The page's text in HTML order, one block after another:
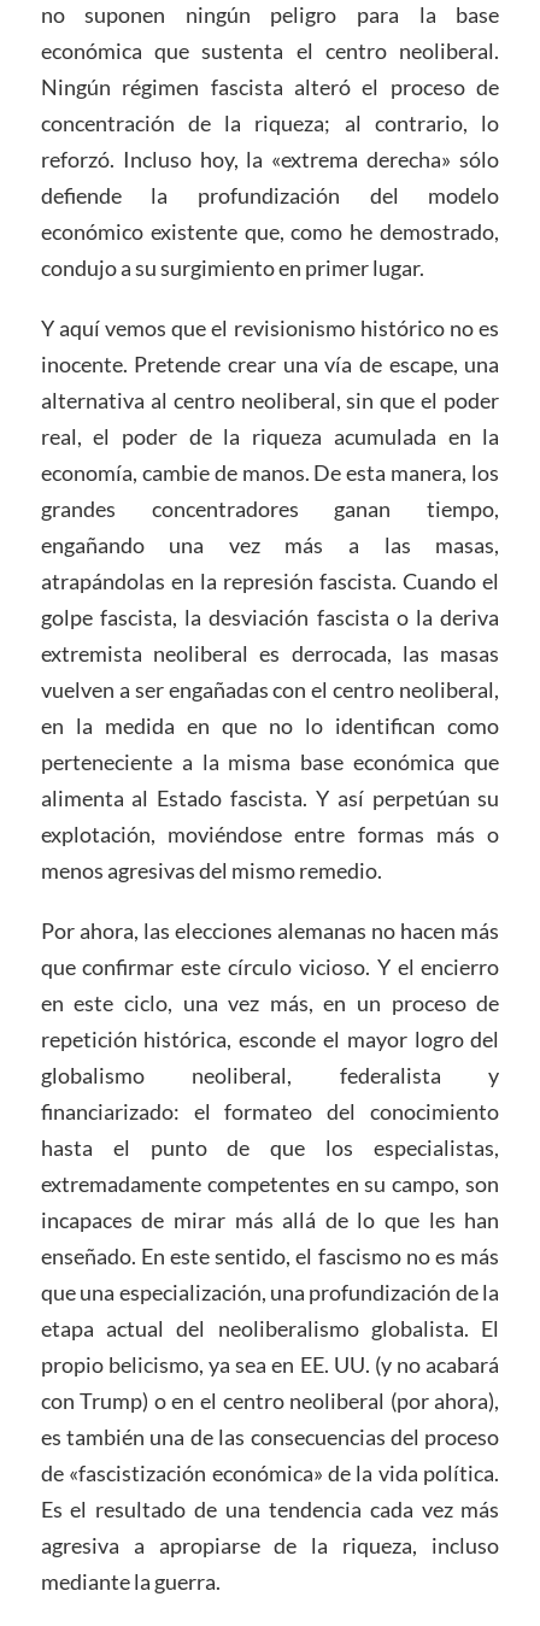
no suponen ningún peligro para la base
económica que sustenta el centro neoliberal.
Ningún régimen fascista alteró el proceso de
concentración de la riqueza; al contrario, lo
reforzó. Incluso hoy, la «extrema derecha» sólo
defiende la profundización del modelo
económico existente que, como he demostrado,
condujo a su surgimiento en primer lugar.
Y aquí vemos que el revisionismo histórico no es
inocente. Pretende crear una vía de escape, una
alternativa al centro neoliberal, sin que el poder
real, el poder de la riqueza acumulada en la
economía, cambie de manos. De esta manera, los
grandes concentradores ganan tiempo,
engañando una vez más a las masas,
atrapándolas en la represión fascista. Cuando el
golpe fascista, la desviación fascista o la deriva
extremista neoliberal es derrocada, las masas
vuelven a ser engañadas con el centro neoliberal,
en la medida en que no lo identifican como
perteneciente a la misma base económica que
alimenta al Estado fascista. Y así perpetúan su
explotación, moviéndose entre formas más o
menos agresivas del mismo remedio.
Por ahora, las elecciones alemanas no hacen más
que confirmar este círculo vicioso. Y el encierro
en este ciclo, una vez más, en un proceso de
repetición histórica, esconde el mayor logro del
globalismo neoliberal, federalista y
financiarizado: el formateo del conocimiento
hasta el punto de que los especialistas,
extremadamente competentes en su campo, son
incapaces de mirar más allá de lo que les han
enseñado. En este sentido, el fascismo no es más
que una especialización, una profundización de la
etapa actual del neoliberalismo globalista. El
propio belicismo, ya sea en EE. UU. (y no acabará
con Trump) o en el centro neoliberal (por ahora),
es también una de las consecuencias del proceso
de «fascistización económica» de la vida política.
Es el resultado de una tendencia cada vez más
agresiva a apropiarse de la riqueza, incluso
mediante la guerra.